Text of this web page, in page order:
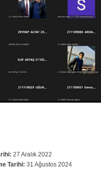
27 Aralık 2022
Tarihi: 31 Ağustos 2024